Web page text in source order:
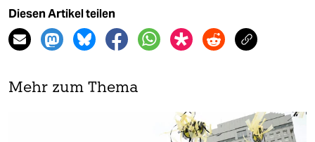
Diesen Artikel teilen
Mehr zum Thema